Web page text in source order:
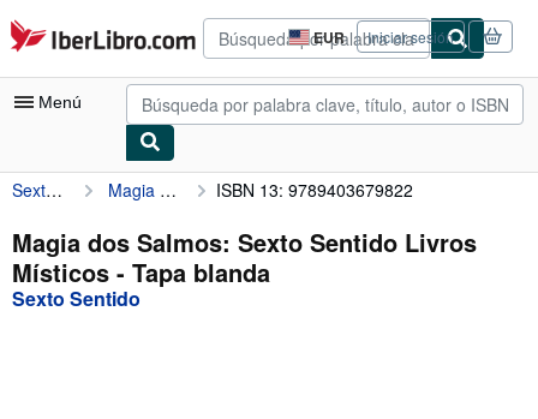
Pasar al contenido principal
IberLibro.com EUR
Preferencias
de
compra
del
Iniciar sesión
Menú
Mi cuenta
Consultar mis pedidos
Búsqueda avanzada
Sexto Sentido Magia dos Salmos: Sexto Sentido Livros Místicos ISBN 13: 9789403679822
Magia dos Salmos: Sexto Sentido Livros
Místicos - Tapa blanda
Sexto Sentido